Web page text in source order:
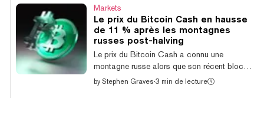
Markets
Le prix du Bitcoin Cash en hausse
de 11 % après les montagnes
russes post-halving
Le prix du Bitcoin Cash a connu une
montagne russe alors que son récent block
reward halving a eu lieu hier, chutant jusqu'à
by Stephen Graves·3 min de lecture